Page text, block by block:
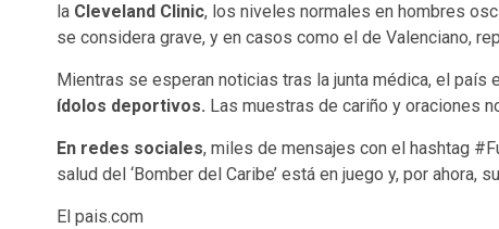
la Cleveland Clinic, los niveles normales en hombres
se considera grave, y en casos como el de Valenciano,
Mientras se esperan noticias tras la junta médica, el país
ídolos deportivos. Las muestras de cariño y oraciones
En redes sociales, miles de mensajes con el hashtag
salud del ‘Bomber del Caribe’ está en juego y, por ahora,
El pais.com